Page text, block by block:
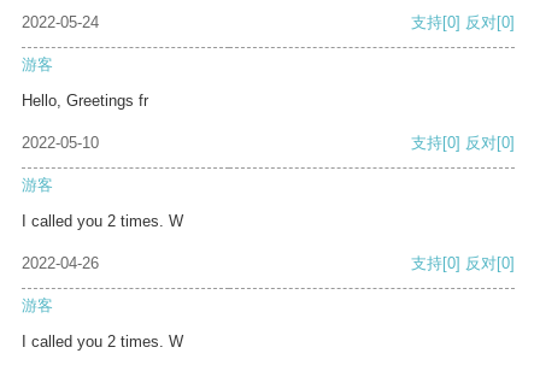
2022-05-24 支持[0] 反对[0]
游客
Hello, Greetings fr
2022-05-10 支持[0] 反对[0]
游客
I called you 2 times. W
2022-04-26 支持[0] 反对[0]
游客
I called you 2 times. W